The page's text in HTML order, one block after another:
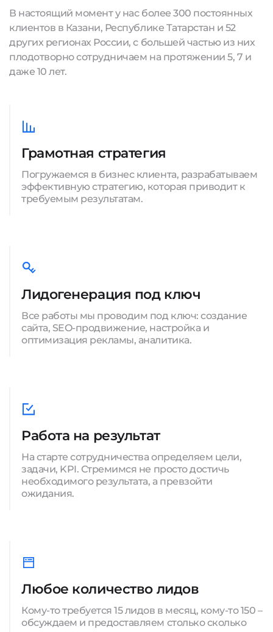
В настоящий момент у нас более 300 постоянных
клиентов в Казани, Республике Татарстан и 52
других регионах России, с большей частью из них
плодотворно сотрудничаем на протяжении 5, 7 и
даже 10 лет.
Грамотная стратегия
Погружаемся в бизнес клиента, разрабатываем
эффективную стратегию, которая приводит к
требуемым результатам.
Лидогенерация под ключ
Все работы мы проводим под ключ: создание
сайта, SEO-продвижение, настройка и
оптимизация рекламы, аналитика.
Работа на результат
На старте сотрудничества определяем цели,
задачи, KPI. Стремимся не просто достичь
необходимого результата, а превзойти
ожидания.
Любое количество лидов
Кому-то требуется 15 лидов в месяц, кому-то 150 –
обсуждаем и предоставляем столько сколько